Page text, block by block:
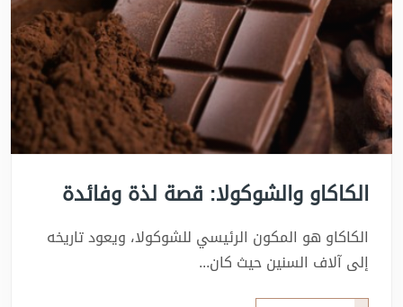
الكاكاو والشوكولا: قصة لذة وفائدة
الكاكاو هو المكون الرئيسي للشوكولا، ويعود تاريخه
إلى آلاف السنين حيث كان...